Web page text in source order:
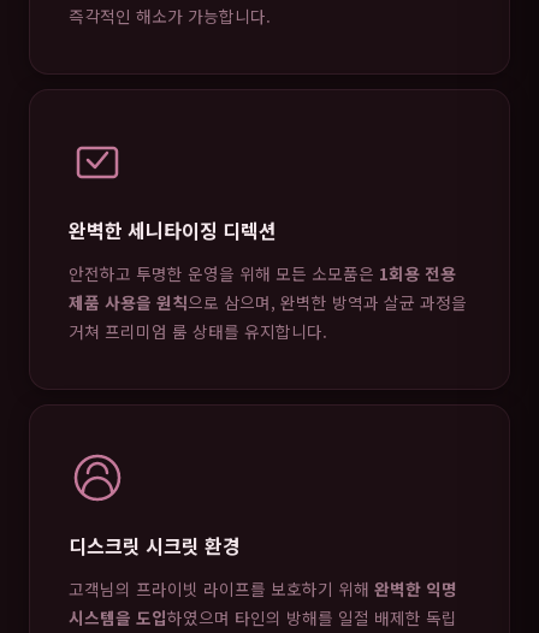
즉각적인 해소가 가능합니다.
완벽한 세니타이징 디렉션
안전하고 투명한 운영을 위해 모든 소모품은 1회용 전용
제품 사용을 원칙으로 삼으며, 완벽한 방역과 살균 과정을
거쳐 프리미엄 룸 상태를 유지합니다.
디스크릿 시크릿 환경
고객님의 프라이빗 라이프를 보호하기 위해 완벽한 익명
시스템을 도입하였으며 타인의 방해를 일절 배제한 독립